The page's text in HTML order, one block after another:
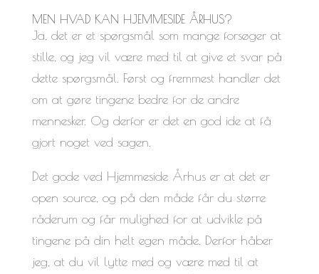
MEN HVAD KAN HJEMMESIDE ÅRHUS?
Ja, det er et spørgsmål som mange forsøger at
stille, og jeg vil være med til at give et svar på
dette spørgsmål. Først og fremmest handler det
om at gøre tingene bedre for de andre
mennesker. Og derfor er det en god ide at få
gjort noget ved sagen.
Det gode ved Hjemmeside Århus er at det er
open source, og på den måde får du større
råderum og får mulighed for at udvikle på
tingene på din helt egen måde. Derfor håber
jeg, at du vil lytte med og være med til at